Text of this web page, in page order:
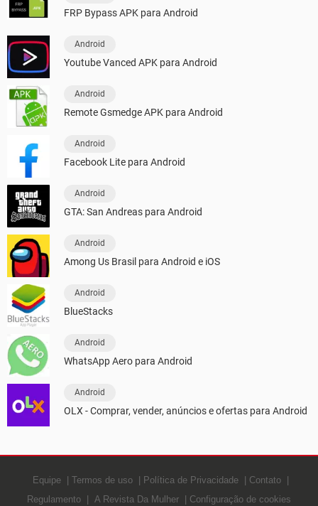
FRP Bypass APK para Android
Android
Youtube Vanced APK para Android
Android
Remote Gsmedge APK para Android
Android
Facebook Lite para Android
Android
GTA: San Andreas para Android
Android
Among Us Brasil para Android e iOS
Android
BlueStacks
Android
WhatsApp Aero para Android
Android
OLX - Comprar, vender, anúncios e ofertas para Android
Equipe Termos de uso Política de Privacidade
Contato
Regulamento
A Revista Da Mulher Configuração de cookies